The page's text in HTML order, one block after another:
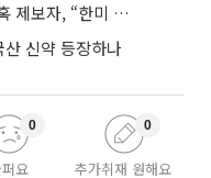
한미약품 송영숙 회장 법인카드 의혹 제보자, “한미 잘 되기 바라는 마음”
신약 등장하나
요
0
추가취재 원해요
0